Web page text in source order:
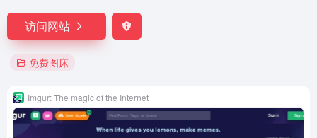
访问网站
免费图床
Imgur: The magic of the Internet